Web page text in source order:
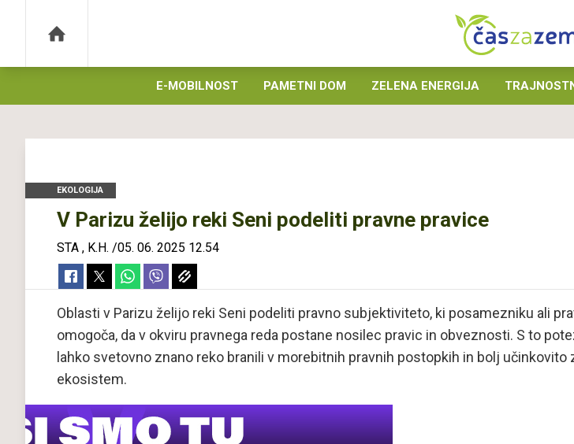
E-MOBILNOST PAMETNI DOM ZELENA ENERGIJA
EKOLOGIJA
V Parizu želijo reki Seni podeliti pravne pravice
STA , K.H. /05. 06. 2025 12.54
Oblasti v Parizu želijo reki Seni podeliti pravno subjektiviteto, ki posamezniku ali
omogoča, da v okviru pravnega reda postane nosilec pravic in obveznosti. S to
lahko svetovno znano reko branili v morebitnih pravnih postopkih in bolj
ekosistem.